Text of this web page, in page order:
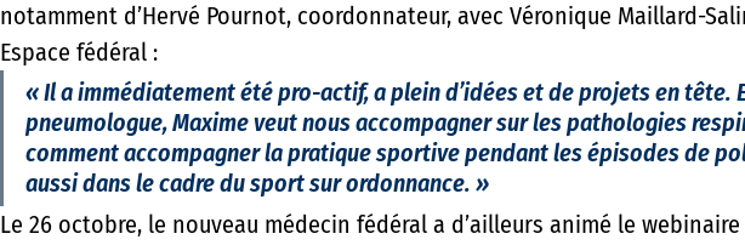
notamment d’Hervé Pournot, coordonnateur, avec Véronique Maillard-
Espace fédéral :
« Il a immédiatement été pro-actif, a plein d’idées et de projets en tête.
pneumologue, Maxime veut nous accompagner sur les pathologies
comment accompagner la pratique sportive pendant les épisodes de
aussi dans le cadre du sport sur ordonnance. »
Le 26 octobre, le nouveau médecin fédéral a d’ailleurs animé le webinaire